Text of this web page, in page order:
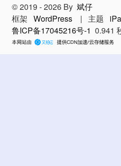
© 2019 - 2026 By 斌仔
框架 WordPress | 主题
鲁ICP备17045216号-1 0.941